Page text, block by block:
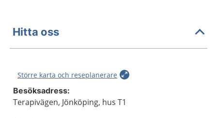
Hitta oss
Större karta och reseplanerare
Besöksadress:
Terapivägen, Jönköping, hus T1